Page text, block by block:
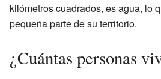
kilómetros cuadrados, es agua, lo
pequeña parte de su territorio.
¿Cuántas personas